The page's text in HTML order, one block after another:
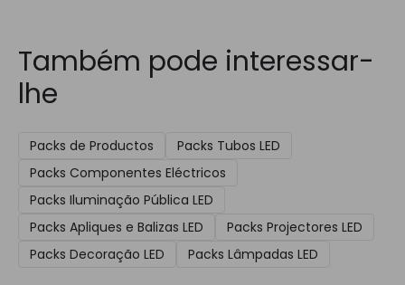
Também pode interessar-
lhe
Packs de Productos
Packs Tubos LED
Packs Componentes Eléctricos
Packs Iluminação Pública LED
Packs Apliques e Balizas LED
Packs Projectores LED
Packs Decoração LED
Packs Lâmpadas LED